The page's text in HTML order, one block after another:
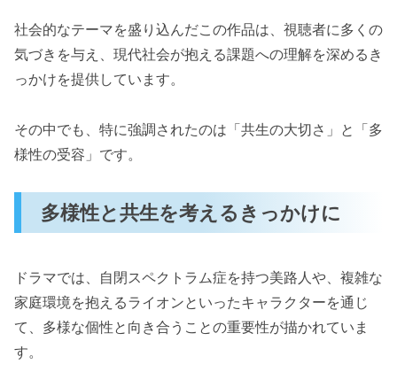
社会的なテーマを盛り込んだこの作品は、視聴者に多くの
気づきを与え、現代社会が抱える課題への理解を深めるき
っかけを提供しています。
その中でも、特に強調されたのは「共生の大切さ」と「多
様性の受容」です。
多様性と共生を考えるきっかけに
ドラマでは、自閉スペクトラム症を持つ美路人や、複雑な
家庭環境を抱えるライオンといったキャラクターを通じ
て、多様な個性と向き合うことの重要性が描かれていま
す。